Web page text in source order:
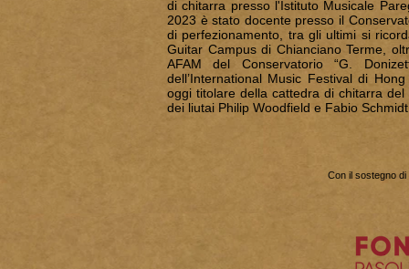
di chitarra presso l'Istituto Musicale
2023 è stato docente presso il
di perfezionamento, tra gli ultimi si
Guitar Campus di Chianciano Terme,
AFAM del Conservatorio “G.
dell’International Music Festival di
oggi titolare della cattedra di chitarra del
dei liutai Philip Woodfield e Fabio
Con il sostegno di